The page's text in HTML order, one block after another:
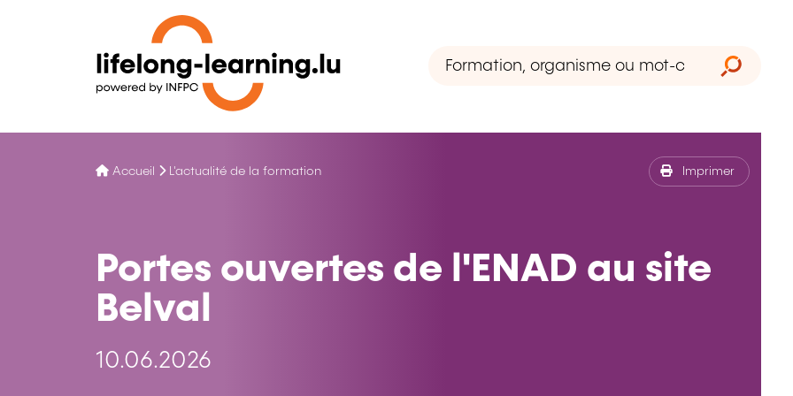
Accueil L'actualité de la formation Imprimer
Portes ouvertes de l'ENAD au site
Belval
10.06.2026